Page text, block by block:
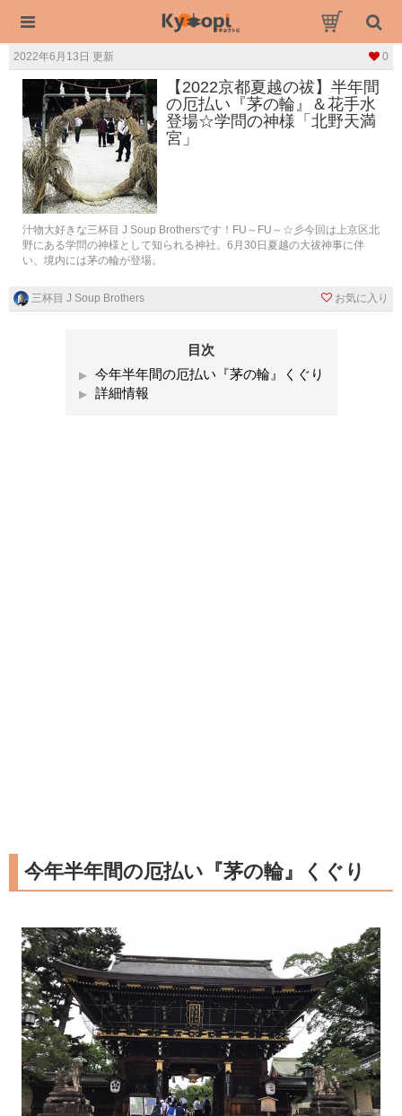
2022年6月13日 更新 0
【2022京都夏越の祓】半年間
の厄払い『茅の輪』＆花手水
登場☆学問の神様「北野天満
宮」
汁物大好きな三杯目 J Soup Brothersです！FU～FU～☆彡今回は上京区北
野にある学問の神様として知られる神社。6月30日夏越の大祓神事に伴
い、境内には茅の輪が登場。
三杯目 J Soup Brothers お気に入り
目次
今年半年間の厄払い『茅の輪』くぐり
詳細情報
今年半年間の厄払い『茅の輪』くぐり